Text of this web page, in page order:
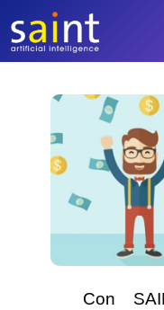
contenido
Con